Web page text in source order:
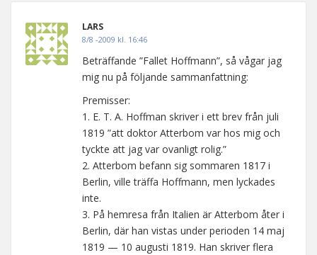
LARS
8/8 -2009 kl. 16:46
Beträffande ”Fallet Hoffmann”, så vågar jag
mig nu på följande sammanfattning:
Premisser:
1. E. T. A. Hoffman skriver i ett brev från juli
1819 ”att doktor Atterbom var hos mig och
tyckte att jag var ovanligt rolig.”
2. Atterbom befann sig sommaren 1817 i
Berlin, ville träffa Hoffmann, men lyckades
inte.
3. På hemresa från Italien är Atterbom åter i
Berlin, där han vistas under perioden 14 maj
1819 — 10 augusti 1819. Han skriver flera